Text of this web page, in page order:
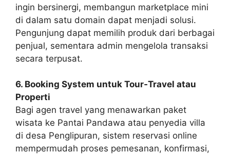
ingin bersinergi, membangun marketplace mini
di dalam satu domain dapat menjadi solusi.
Pengunjung dapat memilih produk dari berbagai
penjual, sementara admin mengelola transaksi
secara terpusat.
6. Booking System untuk Tour‑Travel atau
Properti
Bagi agen travel yang menawarkan paket
wisata ke Pantai Pandawa atau penyedia villa
di desa Penglipuran, sistem reservasi online
mempermudah proses pemesanan, konfirmasi,